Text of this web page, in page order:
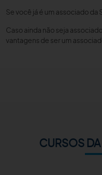
SBU NO CONSULTÓRIO
EDUCAÇÃO CONTINUADA
Se você já é um associado da
Caso ainda não seja associado,
vantagens de ser um
CURSOS